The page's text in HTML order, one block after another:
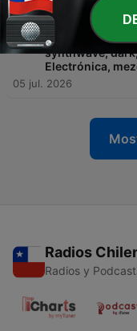
12 jul. 2026
154 - Música Gótico
synthwave,
Electrónica,
05 jul. 2026
Radios
Radios y